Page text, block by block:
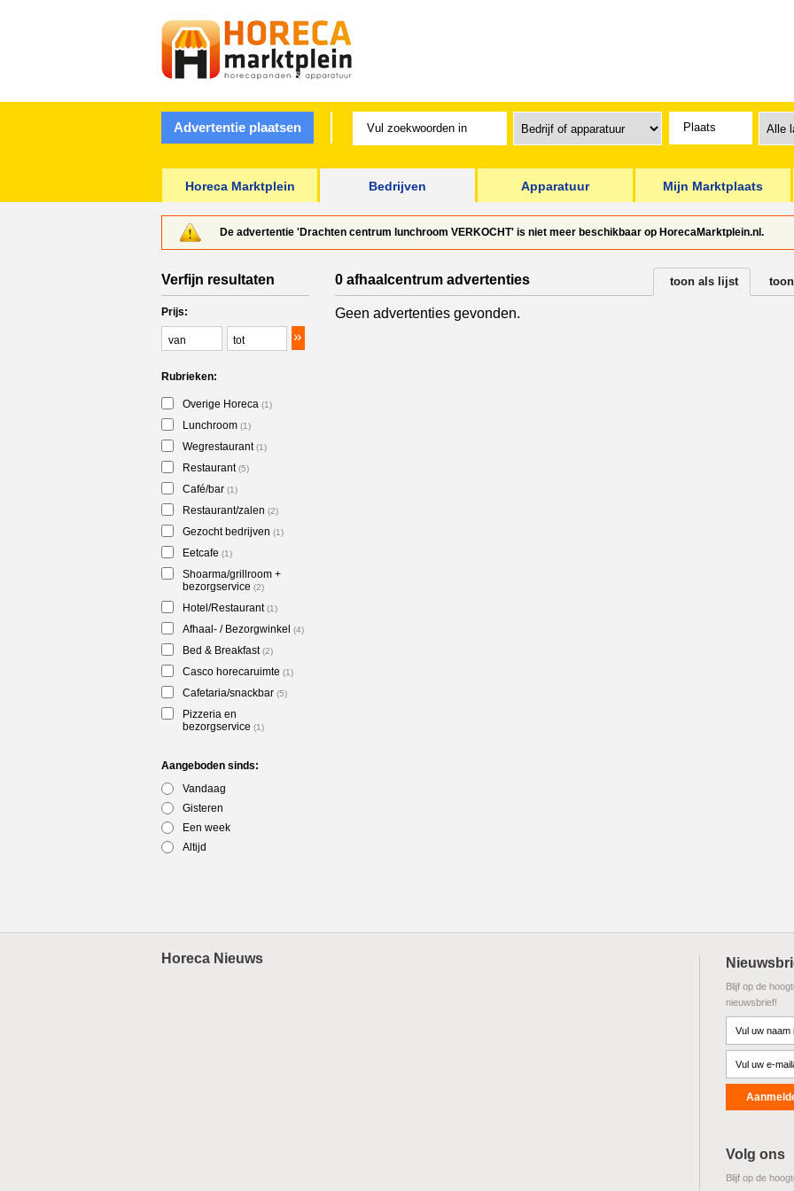
Advertentie plaatsen
Horeca Marktplein Bedrijven Apparatuur Mijn Marktplaats
De advertentie 'Drachten centrum lunchroom VERKOCHT' is niet meer beschikbaar op HorecaMarktplein.nl.
Verfijn resultaten
Prijs:
Rubrieken:
Overige Horeca (1)
Lunchroom (1)
Wegrestaurant(1)
Restaurant(5)
Café/bar (1)
Restaurant/zalen (2)
Gezocht bedrijven (1)
Eetcafe (1)
Shoarma/grillroom +
bezorgservice (2)
Hotel/Restaurant(1)
Afhaal- / Bezorgwinkel (4)
Bed & Breakfast(2)
Casco horecaruimte (1)
Cafetaria/snackbar (5)
Pizzeria en
bezorgservice (1)
Aangeboden sinds:
Vandaag
Gisteren
Een week
Altijd
0 afhaalcentrum advertenties toon als lijst
Geen advertenties gevonden.
Horeca Nieuws
Blijf op de
nieuwsbrief!
Volg ons
Blijf op de